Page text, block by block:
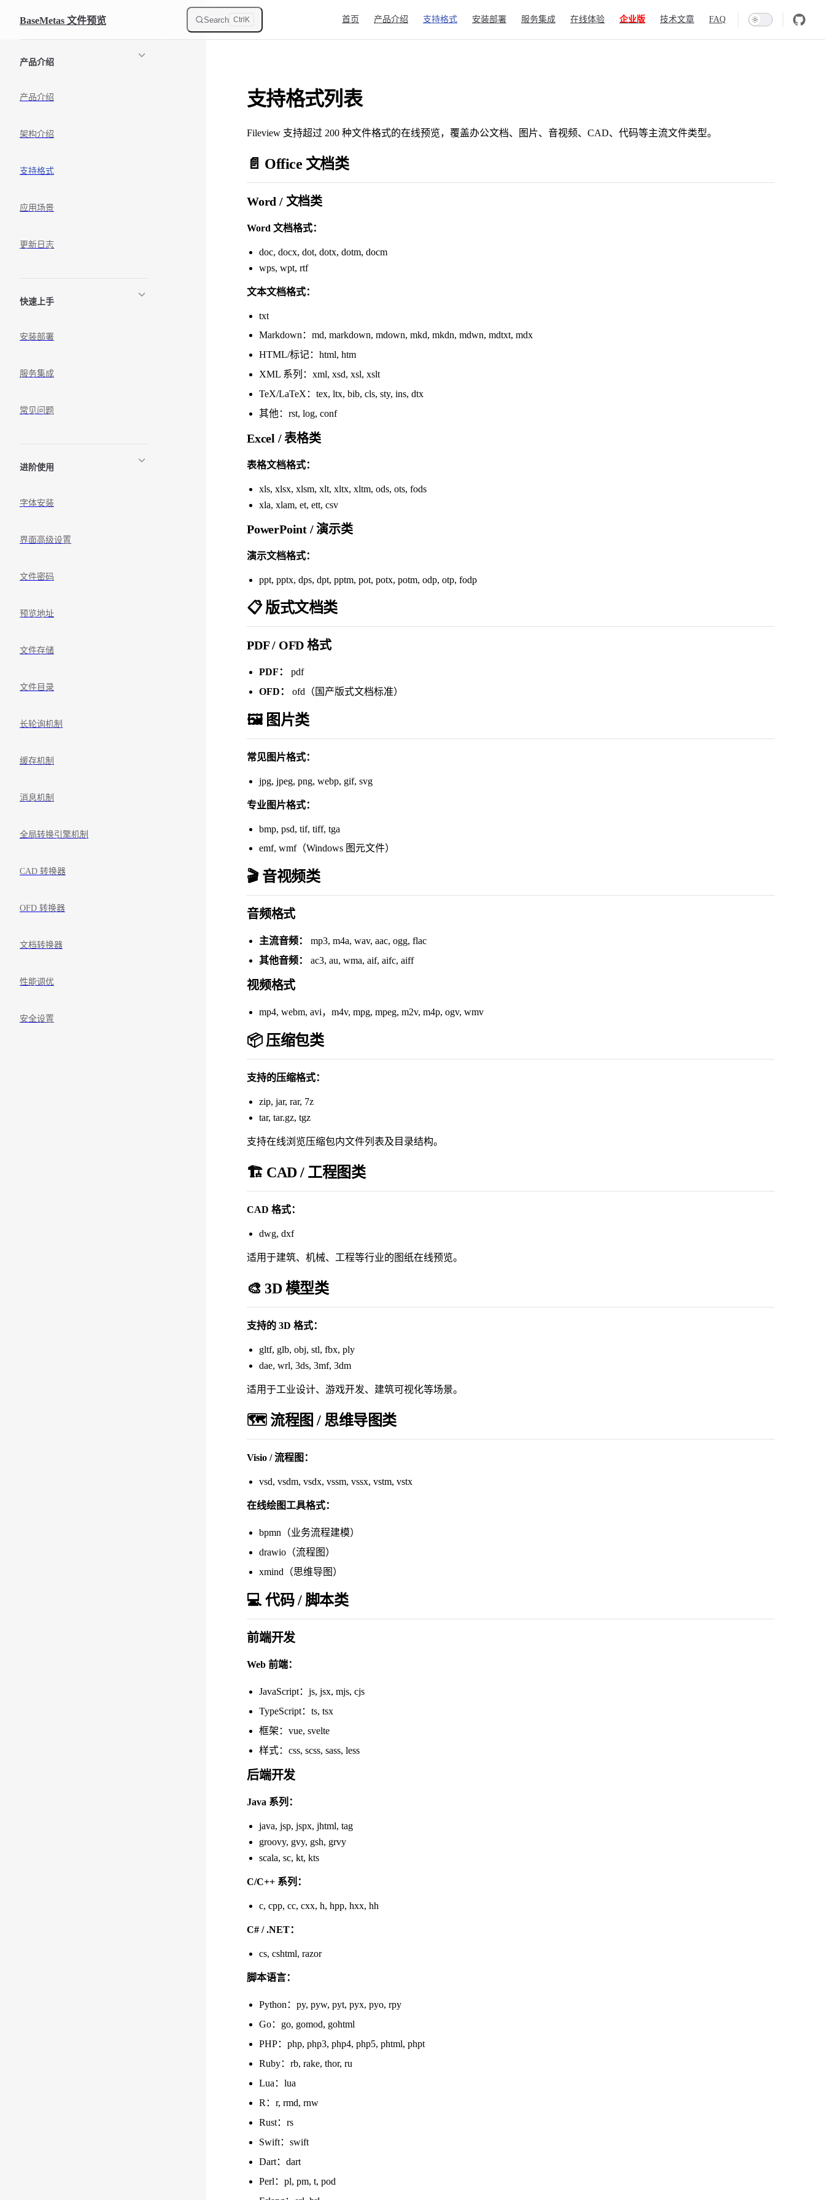
Skip to content
BaseMetas 文件预览 Search Ctrl K 首页 产品介绍 支持格式 安装部署 服务集成 在线体验 企业版 技术文章 FAQ
产品介绍
产品介绍
架构介绍
支持格式
应用场景
更新日志
快速上手
安装部署
服务集成
常见问题
进阶使用
字体安装
界面高级设置
文件密码
预览地址
文件存储
文件目录
长轮询机制
缓存机制
消息机制
全局转换引擎机制
CAD 转换器
OFD 转换器
文档转换器
性能调优
安全设置
支持格式列表
Fileview 支持超过 200 种文件格式的在线预览，覆盖办公文档、图片、音视频、CAD、代码等主流文件类型。
📄 Office 文档类
Word / 文档类
Word 文档格式：
doc, docx, dot, dotx, dotm, docm
wps, wpt, rtf
文本文档格式：
txt
Markdown：md, markdown, mdown, mkd, mkdn, mdwn, mdtxt, mdx
HTML/标记：html, htm
XML 系列：xml, xsd, xsl, xslt
TeX/LaTeX：tex, ltx, bib, cls, sty, ins, dtx
其他：rst, log, conf
Excel / 表格类
表格文档格式：
xls, xlsx, xlsm, xlt, xltx, xltm, ods, ots, fods
xla, xlam, et, ett, csv
PowerPoint / 演示类
演示文档格式：
ppt, pptx, dps, dpt, pptm, pot, potx, potm, odp, otp, fodp
📋 版式文档类
PDF / OFD 格式
PDF：
pdf
OFD：
ofd（国产版式文档标准）
🖼️ 图片类
常见图片格式：
jpg, jpeg, png, webp, gif, svg
专业图片格式：
bmp, psd, tif, tiff, tga
emf, wmf（Windows 图元文件）
🎬 音视频类
音频格式
主流音频：
mp3, m4a, wav, aac, ogg, flac
其他音频：
ac3, au, wma, aif, aifc, aiff
视频格式
mp4, webm, avi，m4v, mpg, mpeg, m2v, m4p, ogv, wmv
📦 压缩包类
支持的压缩格式：
zip, jar, rar, 7z
tar, tar.gz, tgz
支持在线浏览压缩包内文件列表及目录结构。
🏗️ CAD / 工程图类
CAD 格式：
dwg, dxf
适用于建筑、机械、工程等行业的图纸在线预览。
🎨 3D 模型类
支持的 3D 格式：
gltf, glb, obj, stl, fbx, ply
dae, wrl, 3ds, 3mf, 3dm
适用于工业设计、游戏开发、建筑可视化等场景。
🗺️ 流程图 / 思维导图类
Visio / 流程图：
vsd, vsdm, vsdx, vssm, vssx, vstm, vstx
在线绘图工具格式：
bpmn（业务流程建模）
drawio（流程图）
xmind（思维导图）
💻 代码 / 脚本类
前端开发
Web 前端：
JavaScript：js, jsx, mjs, cjs
TypeScript：ts, tsx
框架：vue, svelte
样式：css, scss, sass, less
后端开发
Java 系列：
java, jsp, jspx, jhtml, tag
groovy, gvy, gsh, grvy
scala, sc, kt, kts
C/C++ 系列：
c, cpp, cc, cxx, h, hpp, hxx, hh
C# / .NET：
cs, cshtml, razor
脚本语言：
Python：py, pyw, pyt, pyx, pyo, rpy
Go：go, gomod, gohtml
PHP：php, php3, php4, php5, phtml, phpt
Ruby：rb, rake, thor, ru
Lua：lua
R：r, rmd, rnw
Rust：rs
Swift：swift
Dart：dart
Perl：pl, pm, t, pod